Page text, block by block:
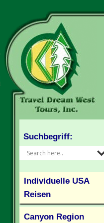
Suchbegriff:
Individuelle USA
Reisen
Canyon Region